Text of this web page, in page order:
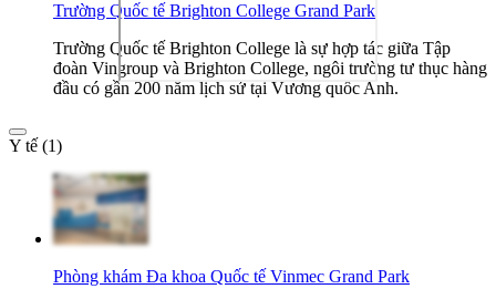
Trường Quốc tế Brighton College Grand Park
Trường Quốc tế Brighton College là sự hợp tác giữa Tập
đoàn Vingroup và Brighton College, ngôi trường tư thục hàng
đầu có gần 200 năm lịch sử tại Vương quốc Anh.
Y tế (1)
Phòng khám Đa khoa Quốc tế Vinmec Grand Park